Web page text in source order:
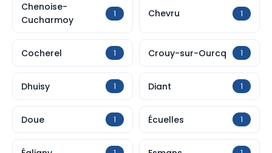
Chenoise-
Cucharmoy
1 Chevru 1
Cocherel 1 Crouy-sur-Ourcq 1
Dhuisy 1 Diant 1
Doue 1 Écuelles 1